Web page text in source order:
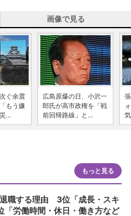
画像で見る
ぐ余震
もう嫌
...
広島原爆の日、小沢一
郎氏が高市政権を「戦
前回帰路線」と...
もっと見る
職する理由 3位「成長・スキ
「労働時間・休日・働き方など